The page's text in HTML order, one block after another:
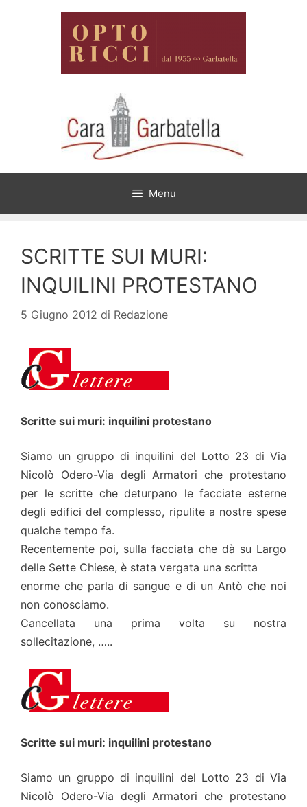
Menu
SCRITTE SUI MURI:
INQUILINI PROTESTANO
5 Giugno 2012 di Redazione
Scritte sui muri: inquilini protestano
Siamo un gruppo di inquilini del Lotto 23 di Via
Nicolò Odero-Via degli Armatori che protestano
per le scritte che deturpano le facciate esterne
degli edifici del complesso, ripulite a nostre spese
qualche tempo fa.
Recentemente poi, sulla facciata che dà su Largo
delle Sette Chiese, è stata vergata una scritta
enorme che parla di sangue e di un Antò che noi
non conosciamo.
Cancellata una prima volta su nostra
sollecitazione, …..
Scritte sui muri: inquilini protestano
Siamo un gruppo di inquilini del Lotto 23 di Via
Nicolò Odero-Via degli Armatori che protestano